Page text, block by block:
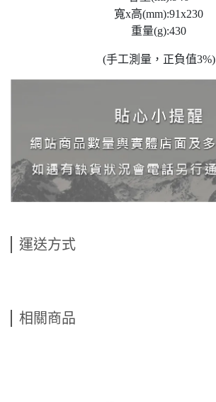
寬x高(mm):91x230
重量(g):430
(手工測量，正負值3%)
運送方式
相關商品